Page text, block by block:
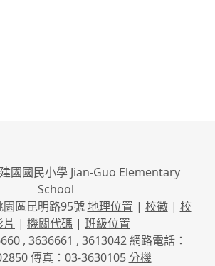
國國民小學 Jian-Guo Elementary
School
區昆明路95號地理位置 | 校徽| 校
| 機關代碼 | 班級位置
, 3636661 , 3613042 網路電話：
傳真：03-3630105分機